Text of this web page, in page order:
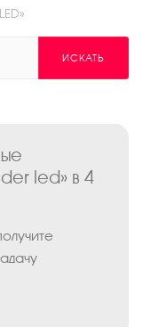
ИСКАТЬ
led» в 4